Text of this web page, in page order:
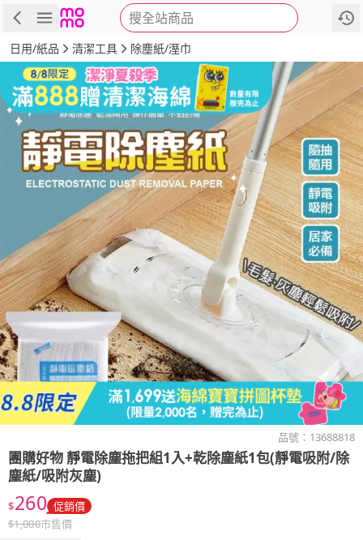
搜全站商品
商品 評價 詳情
日用/紙品 清潔工具 除塵紙/溼巾
品號： 13688818
團購好物靜電除塵拖把組1入+乾除塵紙1包(靜電吸附/除
塵紙/吸附灰塵)
$260 促銷價
$1,000市售價